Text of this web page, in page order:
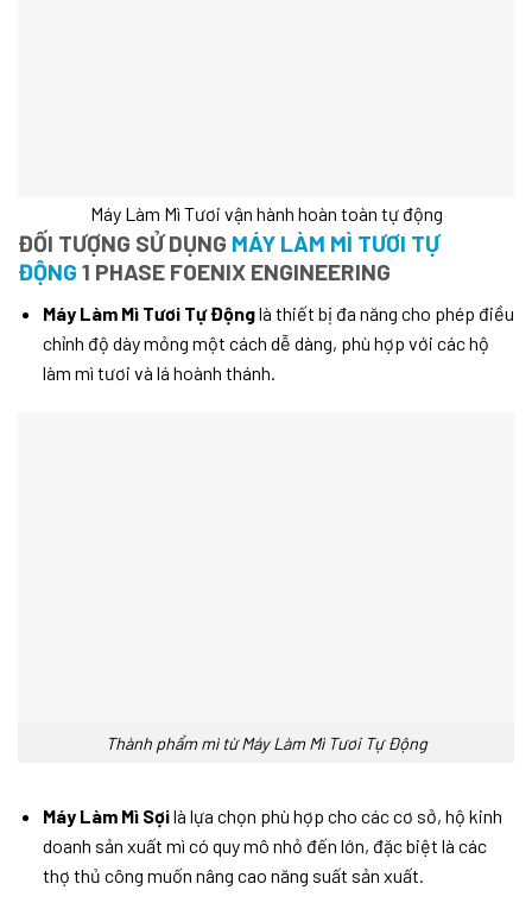
Máy Làm Mì Tươi vận hành hoàn toàn tự động
ĐỐI TƯỢNG SỬ DỤNG MÁY LÀM MÌ TƯƠI TỰ
ĐỘNG 1 PHASE FOENIX ENGINEERING
Máy Làm Mì Tươi Tự Độnglà thiết bị đa năng cho phép điều
chỉnh độ dày mỏng một cách dễ dàng, phù hợp với các hộ
làm mì tươi và lá hoành thánh.
Thành phẩm mì từ Máy Làm Mì Tươi Tự Động
Máy Làm Mì Sợilà lựa chọn phù hợp cho các cơ sở, hộ kinh
doanh sản xuất mì có quy mô nhỏ đến lớn, đặc biệt là các
thợ thủ công muốn nâng cao năng suất sản xuất.